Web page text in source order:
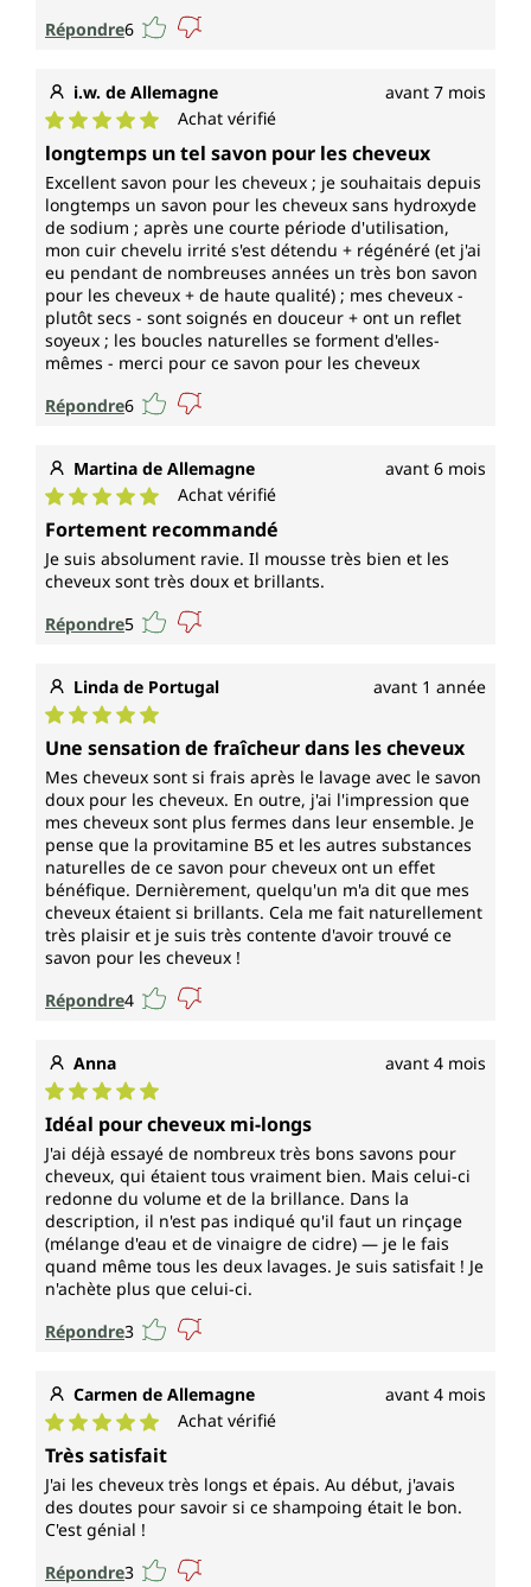
Répondre6
i.w. de Allemagne avant 7 mois
Note moyenne de 5 sur 5 étoiles
Achat vérifié
longtemps un tel savon pour les cheveux
Excellent savon pour les cheveux ; je souhaitais depuis
longtemps un savon pour les cheveux sans hydroxyde
de sodium ; après une courte période d'utilisation,
mon cuir chevelu irrité s'est détendu + régénéré (et j'ai
eu pendant de nombreuses années un très bon savon
pour les cheveux + de haute qualité) ; mes cheveux -
plutôt secs - sont soignés en douceur + ont un reflet
soyeux ; les boucles naturelles se forment d'elles-
mêmes - merci pour ce savon pour les cheveux
Répondre6
Martina de Allemagne avant 6 mois
Note moyenne de 5 sur 5 étoiles
Achat vérifié
Fortement recommandé
Je suis absolument ravie. Il mousse très bien et les
cheveux sont très doux et brillants.
Répondre5
Linda de Portugal avant 1 année
Note moyenne de 5 sur 5 étoiles
Une sensation de fraîcheur dans les cheveux
Mes cheveux sont si frais après le lavage avec le savon
doux pour les cheveux. En outre, j'ai l'impression que
mes cheveux sont plus fermes dans leur ensemble. Je
pense que la provitamine B5 et les autres substances
naturelles de ce savon pour cheveux ont un effet
bénéfique. Dernièrement, quelqu'un m'a dit que mes
cheveux étaient si brillants. Cela me fait naturellement
très plaisir et je suis très contente d'avoir trouvé ce
savon pour les cheveux !
Répondre4
Anna avant 4 mois
Note moyenne de 5 sur 5 étoiles
Idéal pour cheveux mi-longs
J'ai déjà essayé de nombreux très bons savons pour
cheveux, qui étaient tous vraiment bien. Mais celui-ci
redonne du volume et de la brillance. Dans la
description, il n'est pas indiqué qu'il faut un rinçage
(mélange d'eau et de vinaigre de cidre) — je le fais
quand même tous les deux lavages. Je suis satisfait ! Je
n'achète plus que celui-ci.
Répondre3
Carmen de Allemagne avant 4 mois
Note moyenne de 5 sur 5 étoiles
Achat vérifié
Très satisfait
J'ai les cheveux très longs et épais. Au début, j'avais
des doutes pour savoir si ce shampoing était le bon.
C'est génial !
Répondre3